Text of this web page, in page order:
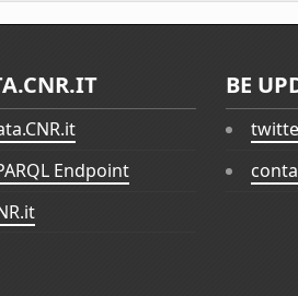
Endpoint
BE